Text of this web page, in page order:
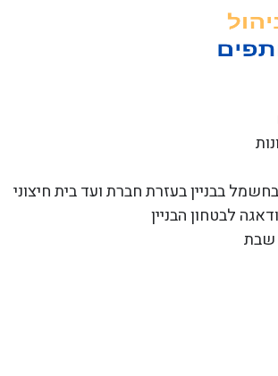
בבניין בעזרת חברת ועד בית חיצוני
לבטחון הבניין